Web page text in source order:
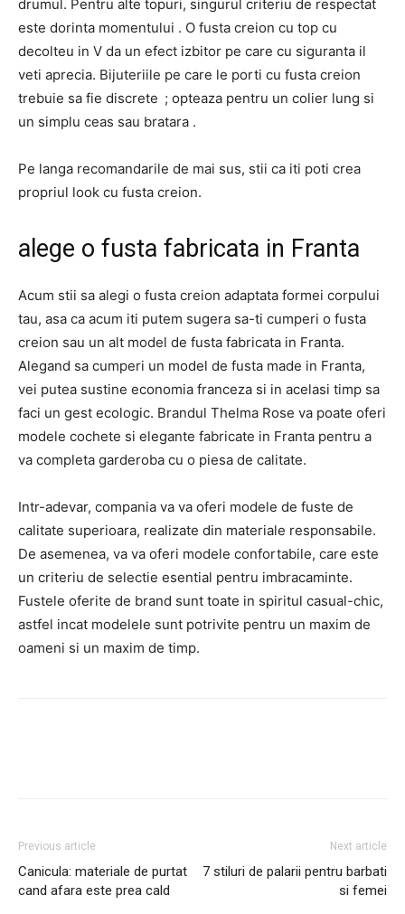
drumul. Pentru alte topuri, singurul criteriu de respectat
este dorinta momentului . O fusta creion cu top cu
decolteu in V da un efect izbitor pe care cu siguranta il
veti aprecia. Bijuteriile pe care le porti cu fusta creion
trebuie sa fie discrete ; opteaza pentru un colier lung si
un simplu ceas sau bratara .
Pe langa recomandarile de mai sus, stii ca iti poti crea
propriul look cu fusta creion.
alege o fusta fabricata in Franta
Acum stii sa alegi o fusta creion adaptata formei corpului
tau, asa ca acum iti putem sugera sa-ti cumperi o fusta
creion sau un alt model de fusta fabricata in Franta.
Alegand sa cumperi un model de fusta made in Franta,
vei putea sustine economia franceza si in acelasi timp sa
faci un gest ecologic. Brandul Thelma Rose va poate oferi
modele cochete si elegante fabricate in Franta pentru a
va completa garderoba cu o piesa de calitate.
Intr-adevar, compania va va oferi modele de fuste de
calitate superioara, realizate din materiale responsabile.
De asemenea, va va oferi modele confortabile, care este
un criteriu de selectie esential pentru imbracaminte.
Fustele oferite de brand sunt toate in spiritul casual-chic,
astfel incat modelele sunt potrivite pentru un maxim de
oameni si un maxim de timp.
Previous article
Canicula: materiale de purtat
cand afara este prea cald
Next article
7 stiluri de palarii pentru barbati
si femei